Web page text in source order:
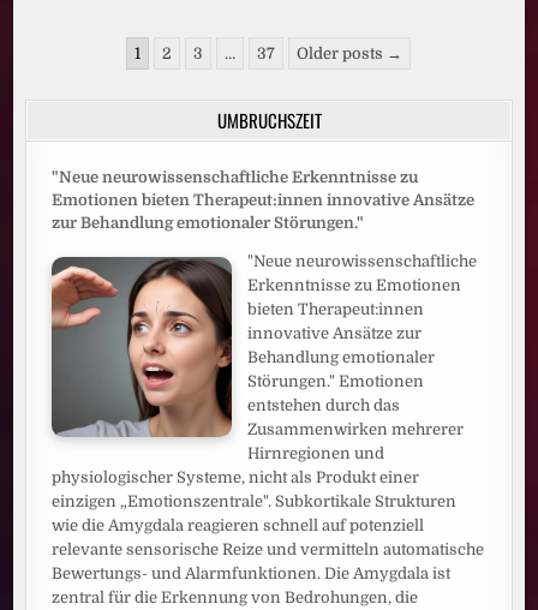
BEGANN:
BEI
MIT
DEM
„HEIDIFEST“
FEIERT
KLUM
AM
17.
SEPTEMBER
IHRE
GROSSE P
REMIERE B
EI R
TL U
ND A
UF R
TL+
Seitennummerierung
1 2 3 … 37 Older posts →
UMBRUCHSZEIT
"Neue neurowissenschaftliche Erkenntnisse zu
Emotionen bieten Therapeut:innen innovative Ansätze
zur Behandlung emotionaler Störungen."
"Neue neurowissenschaftliche
Erkenntnisse zu Emotionen
bieten Therapeut:innen
innovative Ansätze zur
Behandlung emotionaler
Störungen." Emotionen
entstehen durch das
Zusammenwirken mehrerer
Hirnregionen und
physiologischer Systeme, nicht als Produkt einer
einzigen „Emotionszentrale". Subkortikale Strukturen
wie die Amygdala reagieren schnell auf potenziell
relevante sensorische Reize und vermitteln automatische
Bewertungs- und Alarmfunktionen. Die Amygdala ist
zentral für die Erkennung von Bedrohungen, die